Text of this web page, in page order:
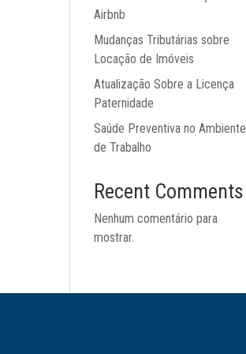
Airbnb
Mudanças Tributárias sobre
Locação de Imóveis
Atualização Sobre a Licença
Paternidade
Saúde Preventiva no Ambiente
de Trabalho
Recent Comments
Nenhum comentário para
mostrar.